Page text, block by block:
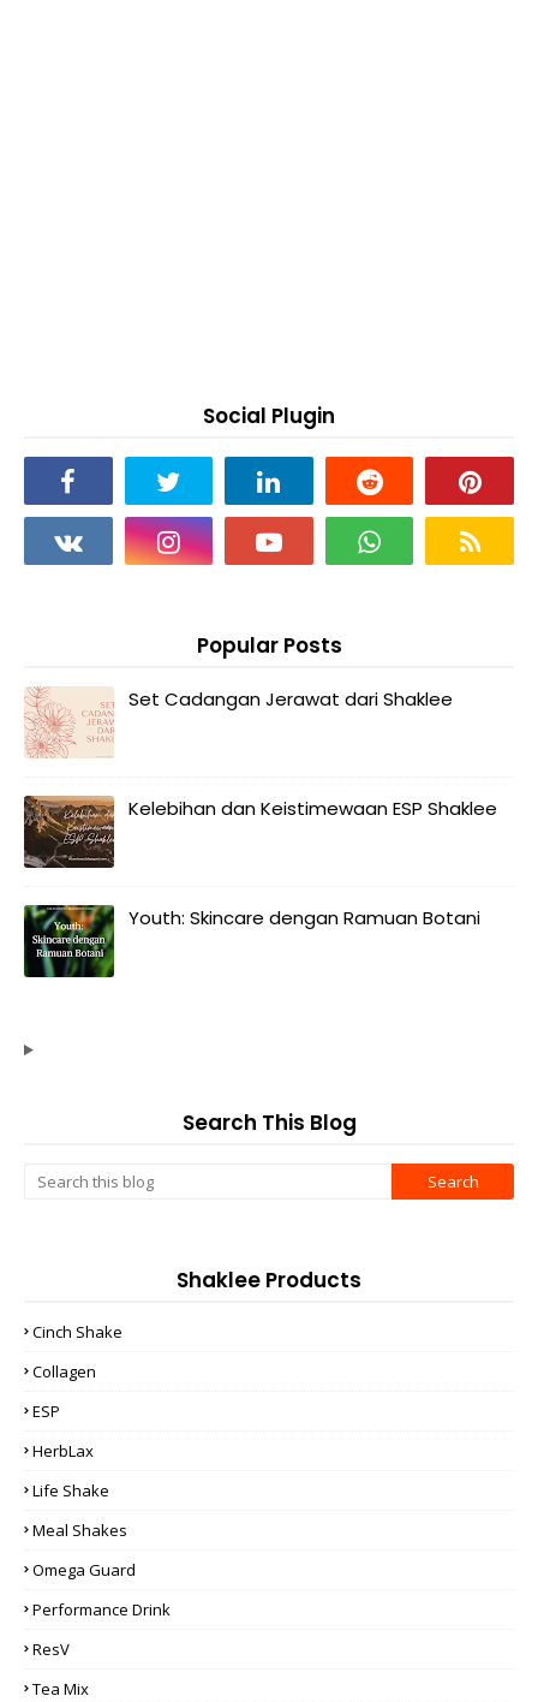
Social Plugin
Popular Posts
Set Cadangan Jerawat dari Shaklee
Kelebihan dan Keistimewaan ESP Shaklee
Youth: Skincare dengan Ramuan Botani
Search This Blog
Shaklee Products
Cinch Shake
Collagen
ESP
HerbLax
Life Shake
Meal Shakes
Omega Guard
Performance Drink
ResV
Tea Mix